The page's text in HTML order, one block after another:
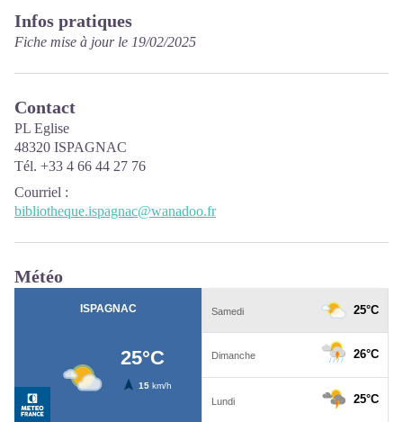
Infos pratiques
Fiche mise à jour le 19/02/2025
Contact
PL Eglise
48320 ISPAGNAC
Tél. +33 4 66 44 27 76
Courriel :
bibliotheque.ispagnac@wanadoo.fr
Météo